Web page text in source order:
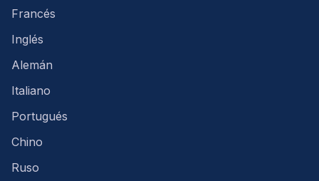
Francés
Inglés
Alemán
Italiano
Portugués
Chino
Ruso